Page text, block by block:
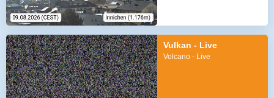
Vulkan - Live
Volcano - Live